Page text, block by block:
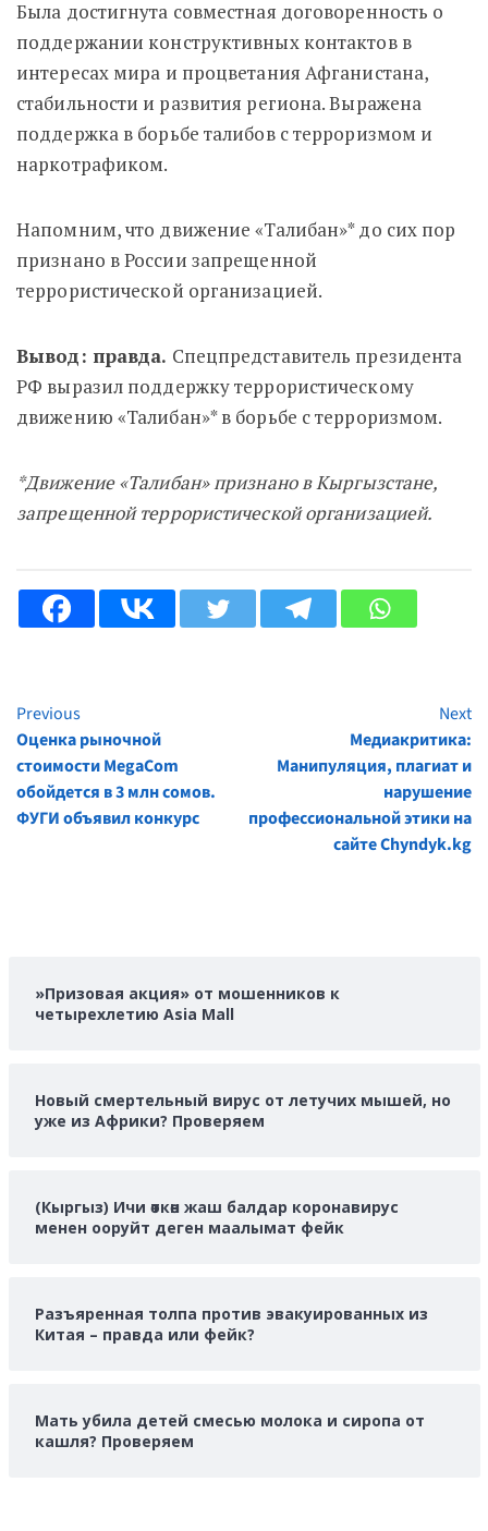
Была достигнута совместная договоренность о
поддержании конструктивных контактов в
интересах мира и процветания Афганистана,
стабильности и развития региона. Выражена
поддержка в борьбе талибов с терроризмом и
наркотрафиком.
Напомним, что движение «Талибан»* до сих пор
признано в России запрещенной
террористической организацией.
Вывод: правда. Спецпредставитель президента
РФ выразил поддержку террористическому
движению «Талибан»* в борьбе с терроризмом.
*Движение «Талибан» признано в Кыргызстане,
запрещенной террористической организацией.
Continue
Reading
Previous
Оценка рыночной
стоимости MegaCom
обойдется в 3 млн сомов.
ФУГИ объявил конкурс
Next
Медиакритика:
Манипуляция, плагиат и
нарушение
профессиональной этики на
сайте Chyndyk.kg
»Призовая акция» от мошенников к
четырехлетию Asia Mall
Новый смертельный вирус от летучих мышей, но
уже из Африки? Проверяем
(Кыргыз) Ичи өткөн жаш балдар коронавирус
менен ооруйт деген маалымат фейк
Разъяренная толпа против эвакуированных из
Китая – правда или фейк?
Мать убила детей смесью молока и сиропа от
кашля? Проверяем